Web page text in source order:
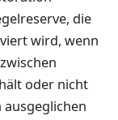
die
wird, wenn
oder nicht